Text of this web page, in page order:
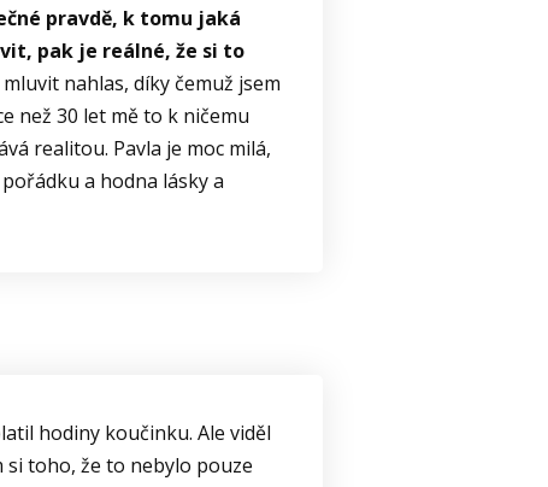
pravdě, k tomu jaká
pak je reálné, že si to
nahlas, díky čemuž jsem
než 30 let mě to k ničemu
realitou. Pavla je moc milá,
a hodna lásky a
hodiny koučinku. Ale viděl
si toho, že to nebylo pouze